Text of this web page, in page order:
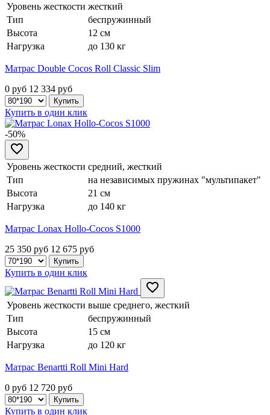
Уровень жесткости жесткий
Тип
беспружинный
Высота
12 см
Нагрузка
до 130 кг
Матрас Double Cocos Roll Classic Slim
0 руб 12 334 руб
Купить в один клик
-50%
Уровень жесткости средний, жесткий
Тип
на независимых пружинах "мультипакет"
Высота
21 см
Нагрузка
до 140 кг
Матрас Lonax Hollo-Cocos S1000
25 350 руб 12 675 руб
Купить в один клик
Уровень жесткости выше среднего, жесткий
Тип
беспружинный
Высота
15 см
Нагрузка
до 120 кг
Матрас Benartti Roll Mini Hard
0 руб 12 720 руб
Купить в один клик